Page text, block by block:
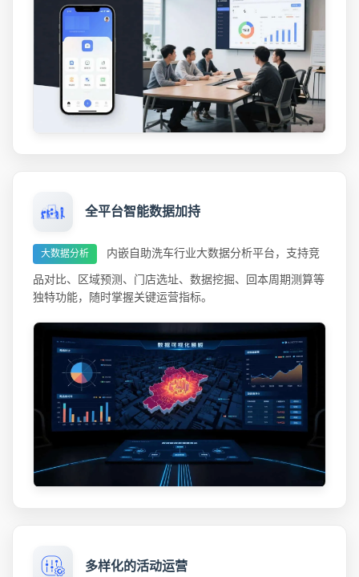
全平台智能数据加持
大数据分析 内嵌自助洗车行业大数据分析平台，支持竞
品对比、区域预测、门店选址、数据挖掘、回本周期测算等
独特功能，随时掌握关键运营指标。
多样化的活动运营